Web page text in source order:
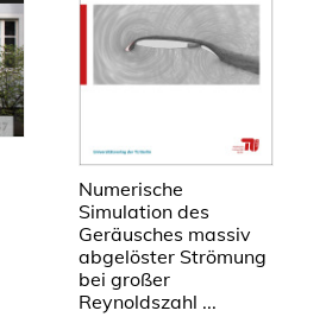
Numerische
Simulation des
Geräusches massiv
abgelöster Strömung
bei großer
Reynoldszahl ...